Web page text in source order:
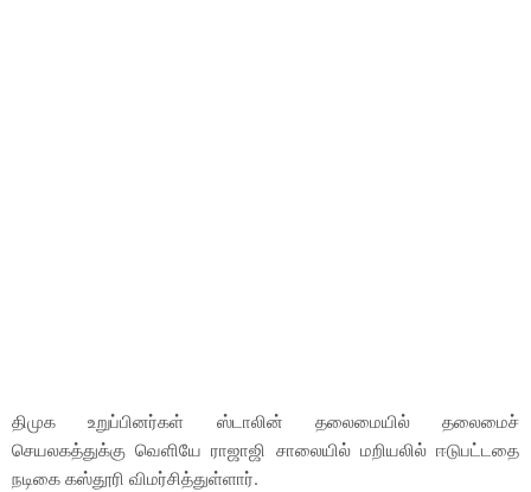
திமுக உறுப்பினர்கள் ஸ்டாலின் தலைமையில் தலைமைச்
செயலகத்துக்கு வெளியே ராஜாஜி சாலையில் மறியலில் ஈடுபட்டதை
நடிகை கஸ்தூரி விமர்சித்துள்ளார்.